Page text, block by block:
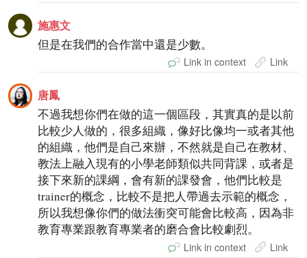
施惠文
但是在我們的合作當中還是少數。
Link in context Link
唐鳳
不過我想你們在做的這一個區段，其實真的是以前
比較少人做的，很多組織，像好比像均一或者其他
的組織，他們是自己來辦，不然就是自己在教材、
教法上融入現有的小學老師類似共同背課，或者是
接下來新的課綱，會有新的課發會，他們比較是
trainer的概念，比較不是把人帶過去示範的概念，
所以我想像你們的做法衝突可能會比較高，因為非
教育專業跟教育專業者的磨合會比較劇烈。
Link in context Link